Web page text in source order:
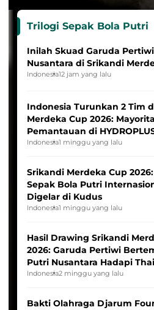
Trilogi Sepak Bola Putri
Inilah Skuad Garuda
Nusantara di Srikandi
Indonesia12 jam yang lalu
Indonesia Turunkan 2 Tim
Merdeka Cup 2026:
Pemantauan di
League
Indonesia1 minggu yang lalu
Srikandi Merdeka Cup
Sepak Bola Putri
Digelar di Kudus
Indonesia1 minggu yang lalu
Hasil Drawing Srikandi
2026: Garuda Pertiwi
Putri Nusantara Hadapi
Indonesia2 minggu yang lalu
Bakti Olahraga Djarum